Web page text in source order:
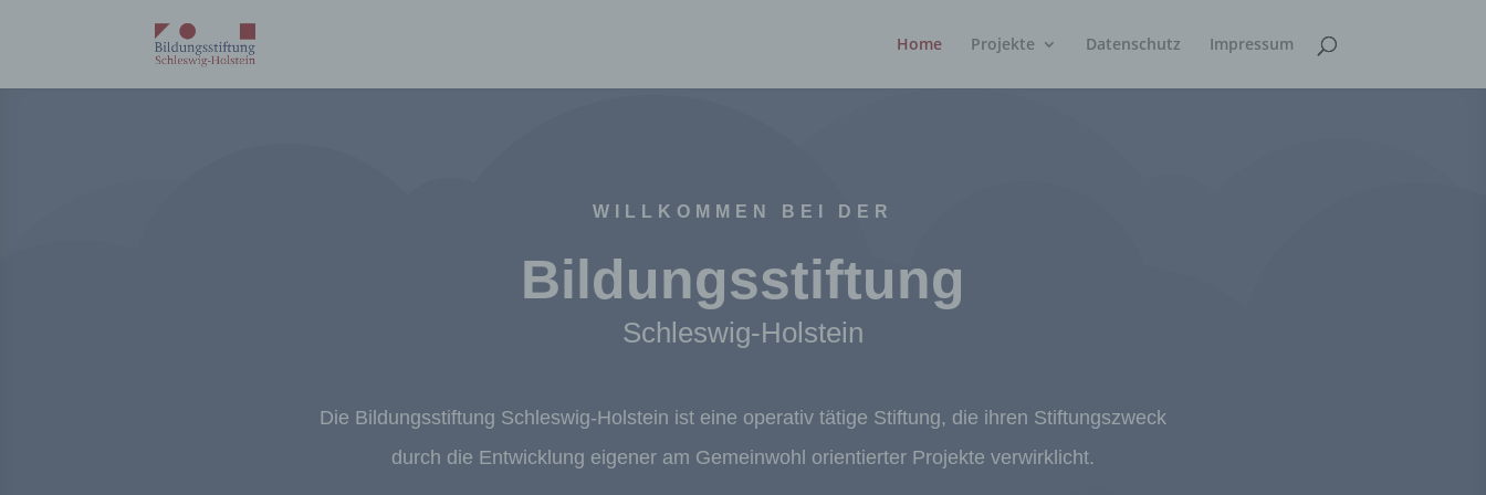
Home Projekte Datenschutz Impressum
WILLKOMMEN BEI DER
Bildungsstiftung
Schleswig-Holstein
Die Bildungsstiftung Schleswig-Holstein ist eine operativ tätige Stiftung, die ihren Stiftungszweck
durch die Entwicklung eigener am Gemeinwohl orientierter Projekte verwirklicht.